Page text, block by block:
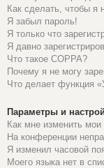
Как сделать, чтобы я
Я забыл пароль!
Я только что
Я давно
Что такое COPPA?
Почему я не могу
Что делает функция
Параметры и
Как мне изменить мои
На конференции
Я изменил часовой
Моего языка нет в